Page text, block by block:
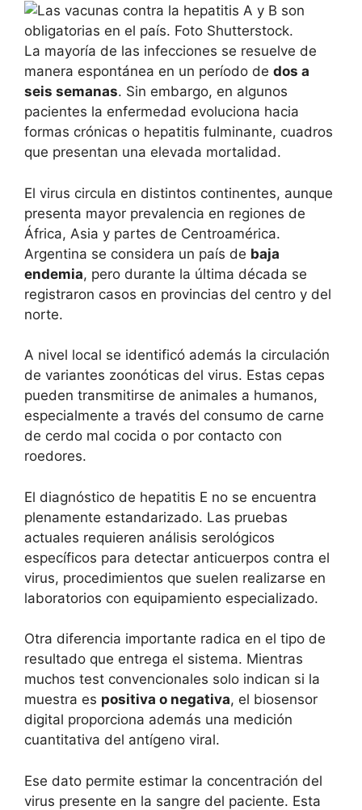
La mayoría de las infecciones se resuelve de
manera espontánea en un período de dos a
seis semanas. Sin embargo, en algunos
pacientes la enfermedad evoluciona hacia
formas crónicas o hepatitis fulminante, cuadros
que presentan una elevada mortalidad.
El virus circula en distintos continentes, aunque
presenta mayor prevalencia en regiones de
África, Asia y partes de Centroamérica.
Argentina se considera un país de baja
endemia, pero durante la última década se
registraron casos en provincias del centro y del
norte.
A nivel local se identificó además la circulación
de variantes zoonóticas del virus. Estas cepas
pueden transmitirse de animales a humanos,
especialmente a través del consumo de carne
de cerdo mal cocida o por contacto con
roedores.
El diagnóstico de hepatitis E no se encuentra
plenamente estandarizado. Las pruebas
actuales requieren análisis serológicos
específicos para detectar anticuerpos contra el
virus, procedimientos que suelen realizarse en
laboratorios con equipamiento especializado.
Otra diferencia importante radica en el tipo de
resultado que entrega el sistema. Mientras
muchos test convencionales solo indican si la
muestra es positiva o negativa, el biosensor
digital proporciona además una medición
cuantitativa del antígeno viral.
Ese dato permite estimar la concentración del
virus presente en la sangre del paciente. Esta